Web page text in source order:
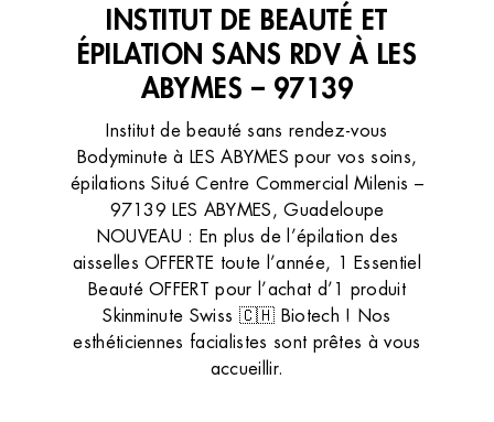
INSTITUT DE BEAUTÉ ET
ÉPILATION SANS RDV À LES
ABYMES – 97139
Institut de beauté sans rendez-vous
Bodyminute à LES ABYMES pour vos soins,
épilations Situé Centre Commercial Milenis –
97139 LES ABYMES, Guadeloupe
NOUVEAU : En plus de l’épilation des
aisselles OFFERTE toute l’année, 1 Essentiel
Beauté OFFERT pour l’achat d’1 produit
Skinminute Swiss 🇨🇭 Biotech ! Nos
esthéticiennes facialistes sont prêtes à vous
accueillir.